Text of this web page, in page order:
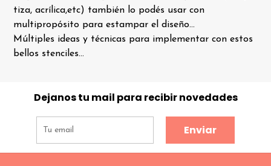
tiza, acrílica,etc) también lo podés usar con
multipropósito para estampar el diseño...
Múltiples ideas y técnicas para implementar con estos
bellos stenciles...
Dejanos tu mail para recibir novedades
Enviar